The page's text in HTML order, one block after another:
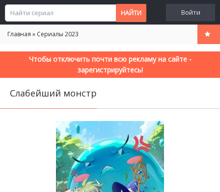
Войти
Главная » Сериалы 2023
Чтобы отключить почти всю рекламу на сайте -
зарегистрируйтесь!
Слабейший монстр